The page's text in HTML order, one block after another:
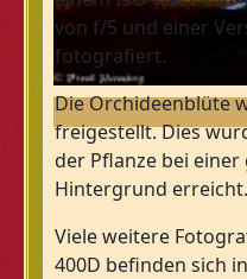
von f/5 und einer
fotografiert.
Die Orchideenblüte
freigestellt. Dies
der Pflanze bei
Hintergrund erreicht.
Viele weitere
400D befinden sich